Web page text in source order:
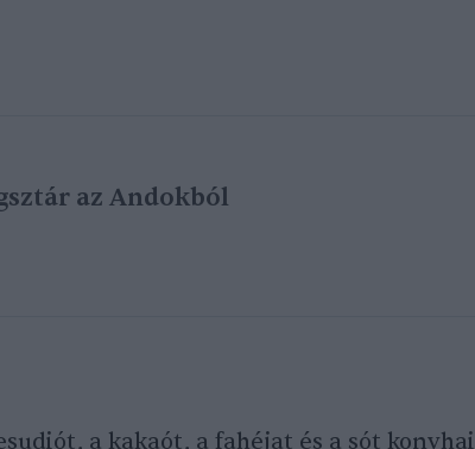
az Andokból
a kakaót, a fahéjat és a sót konyhai